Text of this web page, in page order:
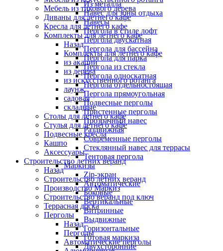
Из металла
Навес для зоны отдыха
Навесы
Пергола в стиле лофт
Пергола двускатная
Пергола для бассейна
Пергола для парка
Пергола из стекла
Пергола односкатная
Пергола отдельностоящая
Пергола прямоугольная
Подвесные перголы
Пристенные перголы
Прозрачный навес
Раздвижная
Современные перголы
Стеклянный навес для террасы
Тентовая пергола
Маркизы
Zip-экран
Автоматические
Боковые
Вертикальные
Витринные
Выдвижные
Горизонтальные
Готовая маркиза
Двухсторонние
Мебель из тикового дерева
Диваны для летнего кафе
Кресла для летнего кафе
Комплекты для летнего кафе
Назад
Комплекты для летнего кафе
из акации
из дерева
из искусственного ротанга
лаунж
садовая
складные
Столы для летнего кафе
Стулья для летнего кафе
Подвесные кресла
Кашпо
Аксессуары
Строительство летних веранд
Назад
Строительство летних веранд
Производство Маркиз
Строительство веранд под ключ
Террасная доска
Перголы
Назад
Перголы
Автоматические перголы